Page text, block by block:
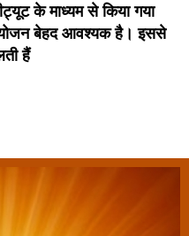
के माध्यम से किया गया
बेहद आवश्यक है। इससे
हैं